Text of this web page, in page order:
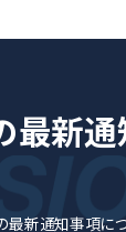
最新
最新通知事項に